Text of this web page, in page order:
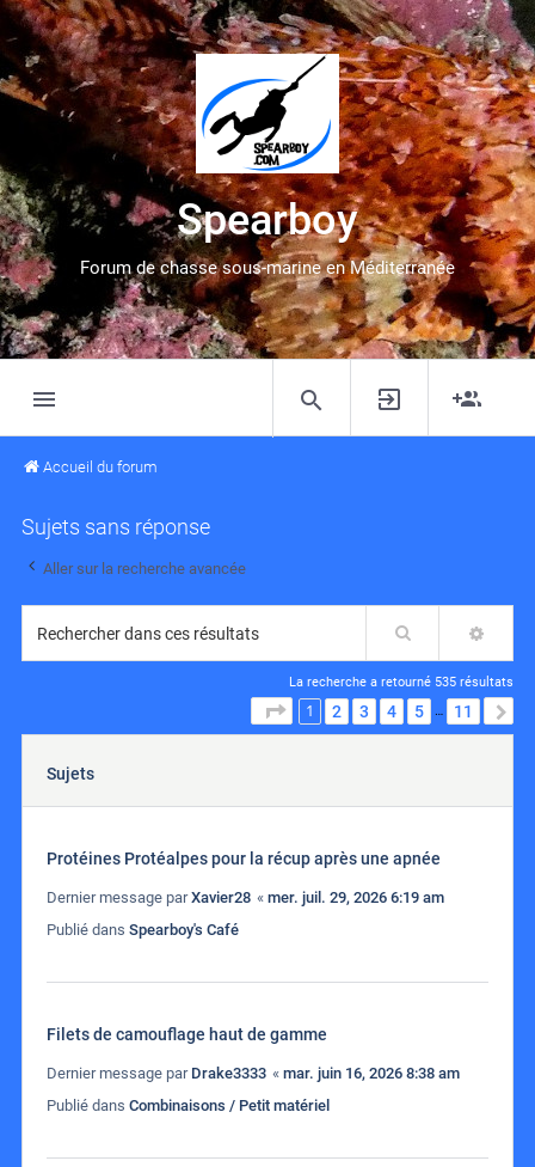
Spearboy
Forum de chasse sous-marine en Méditerranée
Accueil du forum
Sujets sans réponse
Aller sur la recherche avancée
Rechercher
La recherche a retourné 535 résultats
PAGE 1 SUR 11
1 2 3 4 5 … 11
Sujets
Protéines Protéalpes pour la récup après une apnée
Dernier message parXavier28 « mer. juil. 29, 2026 6:19 am
Publié dans Spearboy's Café
Filets de camouflage haut de gamme
Dernier message par Drake3333 « mar. juin 16, 2026 8:38 am
Publié dans Combinaisons / Petit matériel